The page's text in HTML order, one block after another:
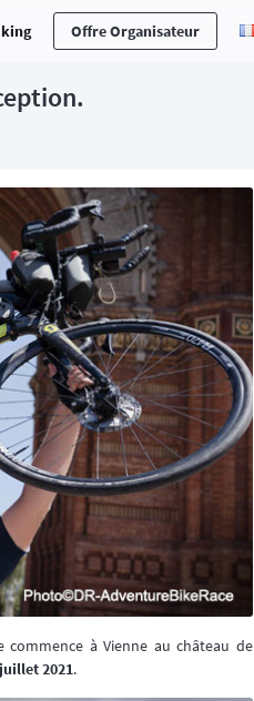
Offre Organisateur
à Vienne au château de
2021.